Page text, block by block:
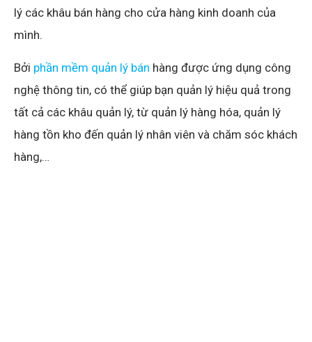
lý các khâu bán hàng cho cửa hàng kinh doanh của
mình.
Bởi phần mềm quản lý bán hàng được ứng dụng công
nghệ thông tin, có thể giúp bạn quản lý hiệu quả trong
tất cả các khâu quản lý, từ quản lý hàng hóa, quản lý
hàng tồn kho đến quản lý nhân viên và chăm sóc khách
hàng,…